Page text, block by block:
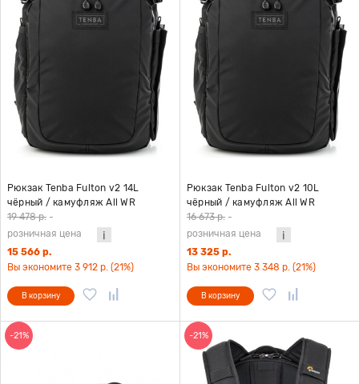
Рюкзак Tenba Fulton v2 14L
чёрный / камуфляж All WR
19 478 р. -
розничная цена
15 566 р.
Вы экономите 3 912 р. (21%)
В корзину
Рюкзак Tenba Fulton v2 10L
чёрный / камуфляж All WR
16 673 р. -
розничная цена
13 325 р.
Вы экономите 3 348 р. (21%)
В корзину
-21% -21%